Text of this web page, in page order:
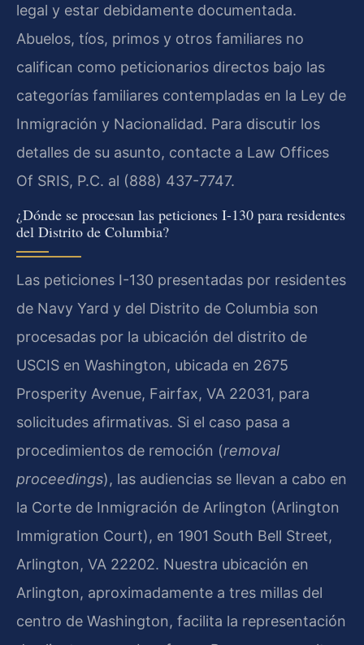
legal y estar debidamente documentada.
Abuelos, tíos, primos y otros familiares no
califican como peticionarios directos bajo las
categorías familiares contempladas en la Ley de
Inmigración y Nacionalidad. Para discutir los
detalles de su asunto, contacte a Law Offices
Of SRIS, P.C. al (888) 437-7747.
¿Dónde se procesan las peticiones I-130 para residentes
del Distrito de Columbia?
Las peticiones I-130 presentadas por residentes
de Navy Yard y del Distrito de Columbia son
procesadas por la ubicación del distrito de
USCIS en Washington, ubicada en 2675
Prosperity Avenue, Fairfax, VA 22031, para
solicitudes afirmativas. Si el caso pasa a
procedimientos de remoción (removal
proceedings), las audiencias se llevan a cabo en
la Corte de Inmigración de Arlington (Arlington
Immigration Court), en 1901 South Bell Street,
Arlington, VA 22202. Nuestra ubicación en
Arlington, aproximadamente a tres millas del
centro de Washington, facilita la representación